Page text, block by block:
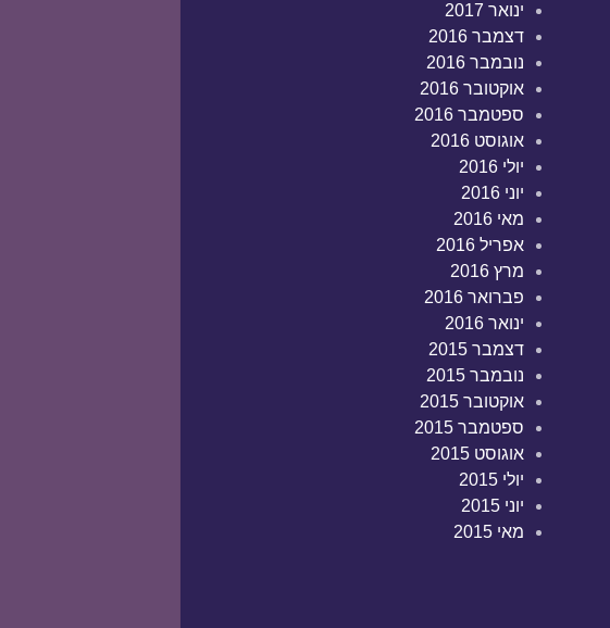
ינואר 2017
דצמבר 2016
נובמבר 2016
אוקטובר 2016
ספטמבר 2016
אוגוסט 2016
יולי 2016
יוני 2016
מאי 2016
אפריל 2016
מרץ 2016
פברואר 2016
ינואר 2016
דצמבר 2015
נובמבר 2015
אוקטובר 2015
ספטמבר 2015
אוגוסט 2015
יולי 2015
יוני 2015
מאי 2015